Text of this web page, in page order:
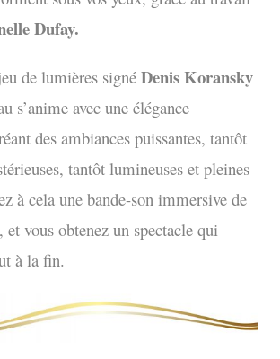
Dufay.
de lumières signé Denis Koransky
s’anime avec une élégance
des ambiances puissantes, tantôt
tantôt lumineuses et pleines
à cela une bande-son immersive de
, et vous obtenez un spectacle qui
à la fin.